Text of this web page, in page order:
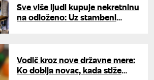
Sve više ljudi kupuje nekretninu
na odloženo: Uz stambeni
Vodič kroz nove državne mere:
Ko dobija novac, kada stiže